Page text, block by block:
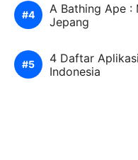
A Bathing Ape :
Jepang
4 Daftar
Indonesia